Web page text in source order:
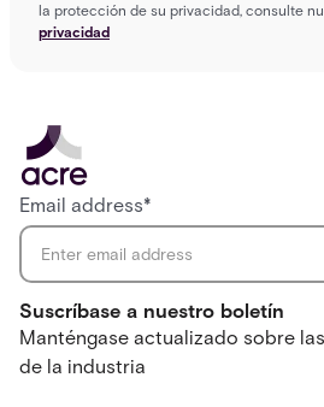
la protección de su privacidad, consulte
privacidad
Suscríbase a nuestro boletín
Manténgase actualizado sobre
de la industria
Email address*